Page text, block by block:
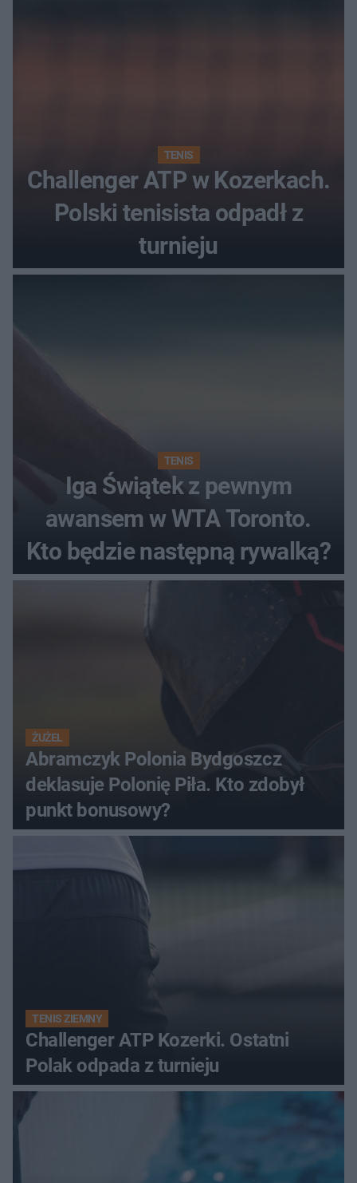
TENIS
Challenger ATP w Kozerkach.
Polski tenisista odpadł z
turnieju
TENIS
Iga Świątek z pewnym
awansem w WTA Toronto.
Kto będzie następną rywalką?
ŻUŻEL
Abramczyk Polonia Bydgoszcz
deklasuje Polonię Piła. Kto zdobył
punkt bonusowy?
TENIS ZIEMNY
Challenger ATP Kozerki. Ostatni
Polak odpada z turnieju